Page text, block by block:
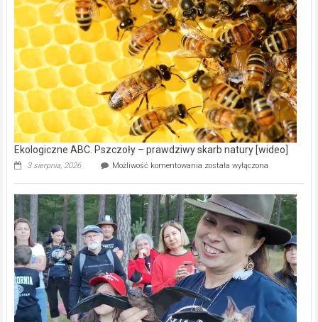
Wielka
z
dofinansowaniem
ponad
15,6
mln
na
modernizację
oczyszczalni
ścieków
[wideo]
Ekologiczne ABC. Pszczoły – prawdziwy skarb natury [wideo]
3 sierpnia, 2026 Możliwość komentowania Ekologiczne
–
prawdziwy
skarb
natury
[wideo]
została wyłączona